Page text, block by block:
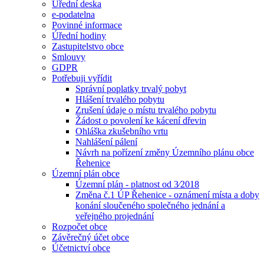
Úřední deska
e-podatelna
Povinné informace
Úřední hodiny
Zastupitelstvo obce
Smlouvy
GDPR
Potřebuji vyřídit
Správní poplatky trvalý pobyt
Hlášení trvalého pobytu
Zrušení údaje o místu trvalého pobytu
Žádost o povolení ke kácení dřevin
Ohláška zkušebního vrtu
Nahlášení pálení
Návrh na pořízení změny Územního plánu obce
Řehenice
Územní plán obce
Územní plán - platnost od 3⁄2018
Změna č.1 ÚP Řehenice - oznámení místa a doby
konání sloučeného společného jednání a
veřejného projednání
Rozpočet obce
Závěrečný účet obce
Účetnictví obce